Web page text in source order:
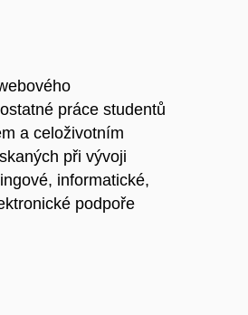
práce studentů
a celoživotním
při vývoji
informatické,
podpoře